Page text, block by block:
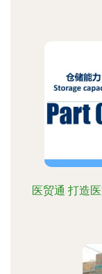
医贸通 打造